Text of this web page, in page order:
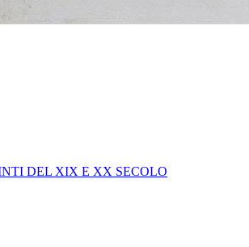
DEL XIX E XX SECOLO